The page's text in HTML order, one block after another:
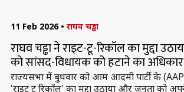
11 Feb 2026 • राघव चड्ढा
राघव चड्ढा ने राइट-टू-रिकॉल का मुद्दा
को सांसद-विधायक को हटाने का
राज्यसभा में बुधवार को आम आदमी पार्टी के
'राइट टू रिकॉल' का मुद्दा उठाया और जनता को